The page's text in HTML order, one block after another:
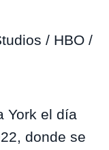
/ HBO /
York el día
donde se